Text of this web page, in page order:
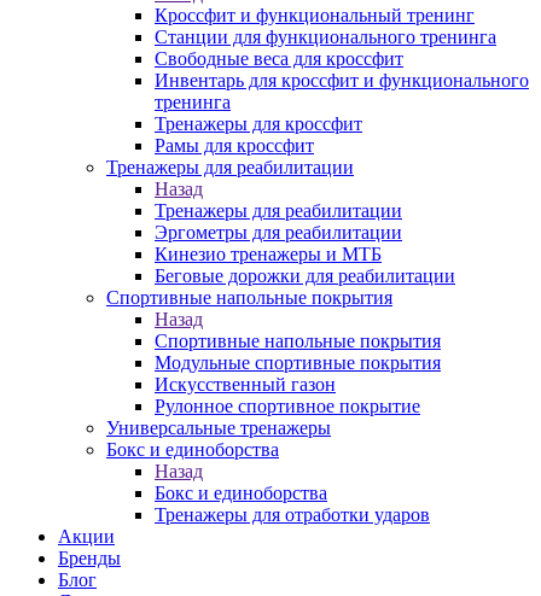
Кроссфит и функциональный тренинг
Станции для функционального тренинга
Свободные веса для кроссфит
Инвентарь для кроссфит и функционального
тренинга
Тренажеры для кроссфит
Рамы для кроссфит
Тренажеры для реабилитации
Назад
Тренажеры для реабилитации
Эргометры для реабилитации
Кинезио тренажеры и МТБ
Беговые дорожки для реабилитации
Спортивные напольные покрытия
Назад
Спортивные напольные покрытия
Модульные спортивные покрытия
Искусственный газон
Рулонное спортивное покрытие
Универсальные тренажеры
Бокс и единоборства
Назад
Бокс и единоборства
Тренажеры для отработки ударов
Акции
Бренды
Блог